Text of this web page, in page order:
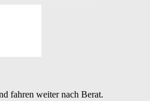
fahren weiter nach Berat.